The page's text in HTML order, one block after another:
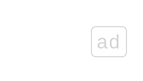
ad